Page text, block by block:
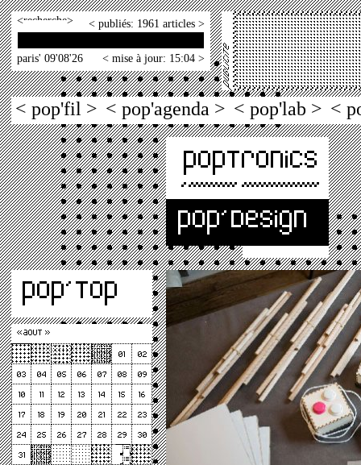
< > < publiés: 1961 articles >
paris' 09'08'26 < mise à jour: 15:04 >
< pop'fil > < pop'agenda > < pop'lab > <